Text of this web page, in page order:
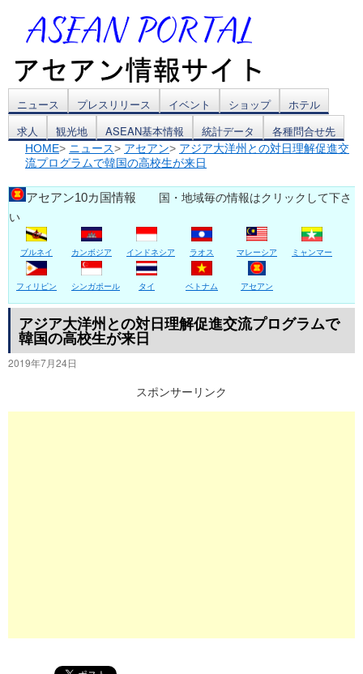
コ
ン
テ
ン
ツ
へ
ス
キ
ッ
ニュース プレスリリース イベント ショップ
ホテル
求人
観光地 ASEAN基本情報 統計データ 各種問合せ先
HOME> ニュース> アセアン> アジア大洋州との対日理解促進交
流プログラムで韓国の高校生が来日
アセアン10カ国情報 国・地域毎の情報はクリックして下さ
い
ブルネイ カンボジア インドネシア ラオス マレーシア ミャンマー
フィリピン シンガポール タイ ベトナム アセアン
アジア大洋州との対日理解促進交流プログラムで
韓国の高校生が来日
2019年7月24日
スポンサーリンク